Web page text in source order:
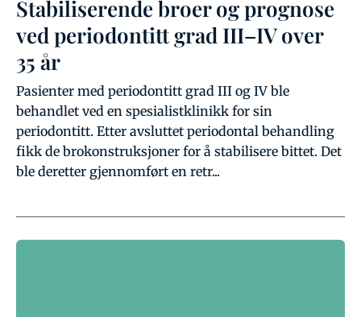
Stabiliserende broer og prognose
ved periodontitt grad III–IV over
35 år
Pasienter med periodontitt grad III og IV ble
behandlet ved en spesialistklinikk for sin
periodontitt. Etter avsluttet periodontal behandling
fikk de brokonstruksjoner for å stabilisere bittet. Det
ble deretter gjennomført en retr...